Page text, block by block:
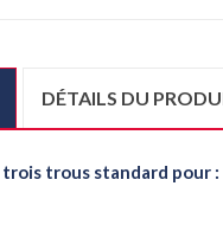
DÉTAILS DU
trois trous standard pour :